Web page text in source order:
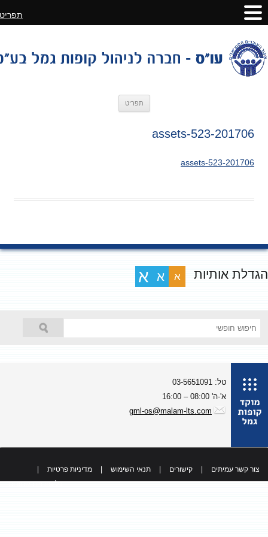
תפריט
201706-assets-523
201706-assets-523
אותיות א א א
טל: 03-5651091
א'-ה' 08:00 – 16:00
gml-os@malam-lts.com
צור קשר עמיתים קישורים תנאי השימוש מדיניות פרטיות
כל הזכויות שמורות
תפריט